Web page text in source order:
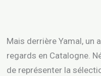
Mais derrière Yamal, un
regards en Catalogne.
de représenter la